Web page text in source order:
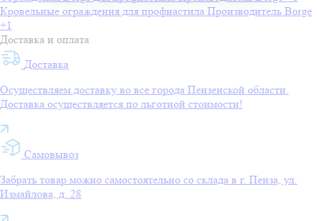
Кровельные ограждения для профнастила Производитель Borge
+1
Доставка и оплата
Доставка
Осуществляем доставку во все города Пензенской области.
Доставка осуществляется по льготной стоимости!
Самовывоз
Забрать товар можно самостоятельно со склада в г. Пенза, ул.
Измайлова, д. 28